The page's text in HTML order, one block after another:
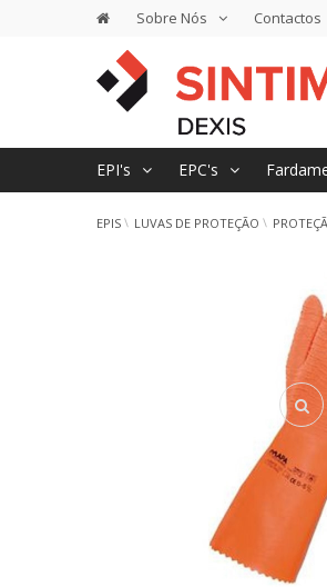
Sobre Nós Contactos
EPI's EPC's
EPIS LUVAS DE PROTEÇÃO